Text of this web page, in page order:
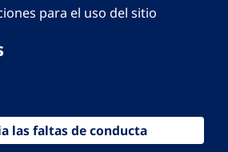
para el uso del sitio
las faltas de conducta